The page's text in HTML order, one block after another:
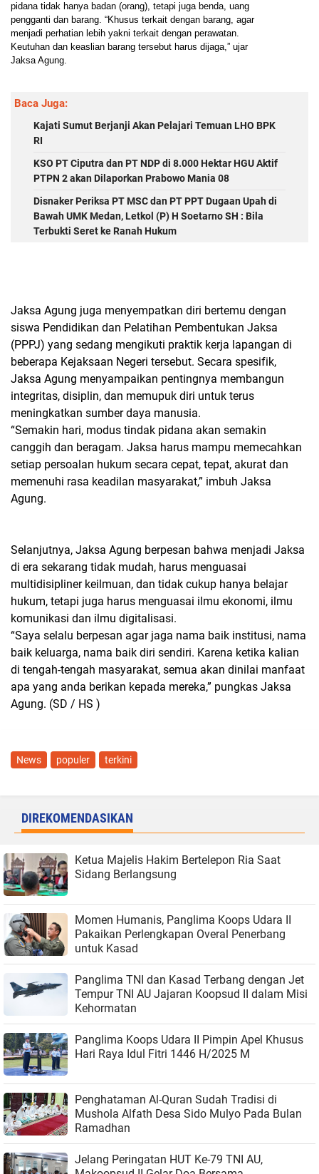
pidana tidak hanya badan (orang), tetapi juga benda, uang
pengganti dan barang. “Khusus terkait dengan barang, agar
menjadi perhatian lebih yakni terkait dengan perawatan.
Keutuhan dan keaslian barang tersebut harus dijaga,” ujar
Jaksa Agung.
Baca Juga:
Kajati Sumut Berjanji Akan Pelajari Temuan LHO BPK
RI
KSO PT Ciputra dan PT NDP di 8.000 Hektar HGU Aktif
PTPN 2 akan Dilaporkan Prabowo Mania 08
Disnaker Periksa PT MSC dan PT PPT Dugaan Upah di
Bawah UMK Medan, Letkol (P) H Soetarno SH : Bila
Terbukti Seret ke Ranah Hukum
Jaksa Agung juga menyempatkan diri bertemu dengan
siswa Pendidikan dan Pelatihan Pembentukan Jaksa
(PPPJ) yang sedang mengikuti praktik kerja lapangan di
beberapa Kejaksaan Negeri tersebut. Secara spesifik,
Jaksa Agung menyampaikan pentingnya membangun
integritas, disiplin, dan memupuk diri untuk terus
meningkatkan sumber daya manusia.
“Semakin hari, modus tindak pidana akan semakin
canggih dan beragam. Jaksa harus mampu memecahkan
setiap persoalan hukum secara cepat, tepat, akurat dan
memenuhi rasa keadilan masyarakat,” imbuh Jaksa
Agung.
Selanjutnya, Jaksa Agung berpesan bahwa menjadi Jaksa
di era sekarang tidak mudah, harus menguasai
multidisipliner keilmuan, dan tidak cukup hanya belajar
hukum, tetapi juga harus menguasai ilmu ekonomi, ilmu
komunikasi dan ilmu digitalisasi.
“Saya selalu berpesan agar jaga nama baik institusi, nama
baik keluarga, nama baik diri sendiri. Karena ketika kalian
di tengah-tengah masyarakat, semua akan dinilai manfaat
apa yang anda berikan kepada mereka,” pungkas Jaksa
Agung. (SD / HS )
News populer terkini
DIREKOMENDASIKAN
Ketua Majelis Hakim Bertelepon Ria Saat
Sidang Berlangsung
Momen Humanis, Panglima Koops Udara II
Pakaikan Perlengkapan Overal Penerbang
untuk Kasad
Panglima TNI dan Kasad Terbang dengan Jet
Tempur TNI AU Jajaran Koopsud II dalam Misi
Kehormatan
Panglima Koops Udara II Pimpin Apel Khusus
Hari Raya Idul Fitri 1446 H/2025 M
Penghataman Al-Quran Sudah Tradisi di
Mushola Alfath Desa Sido Mulyo Pada Bulan
Ramadhan
Jelang Peringatan HUT Ke-79 TNI AU,